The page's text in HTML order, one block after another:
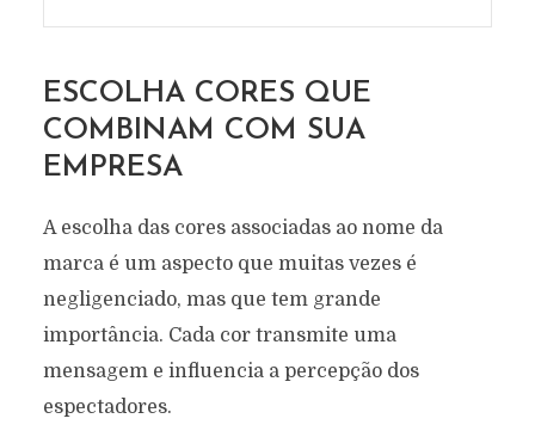
ESCOLHA CORES QUE
COMBINAM COM SUA
EMPRESA
A escolha das cores associadas ao nome da
marca é um aspecto que muitas vezes é
negligenciado, mas que tem grande
importância. Cada cor transmite uma
mensagem e influencia a percepção dos
espectadores.